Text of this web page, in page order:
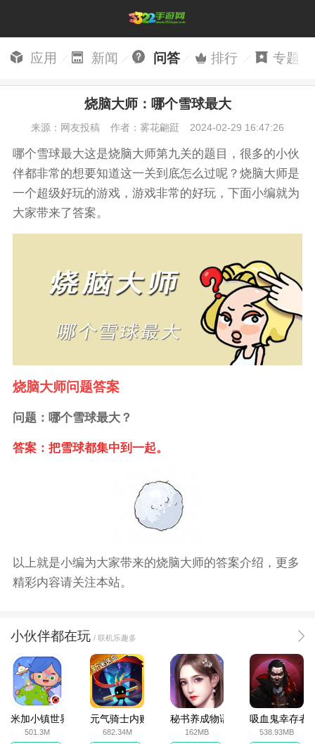
应用 新闻 问答 排行 专题
烧脑大师：哪个雪球最大
来源：网友投稿 作者：雾花翩跹 2024-02-29 16:47:26
哪个雪球最大这是烧脑大师第九关的题目，很多的小伙
伴都非常的想要知道这一关到底怎么过呢？烧脑大师是
一个超级好玩的游戏，游戏非常的好玩，下面小编就为
大家带来了答案。
烧脑大师问题答案
问题：哪个雪球最大？
答案：把雪球都集中到一起。
以上就是小编为大家带来的烧脑大师的答案介绍，更多
精彩内容请关注本站。
小伙伴都在玩 / 联机乐趣多
米加小镇世界2025官方版
501.3M
元气骑士内购破解版
682.34M
秘书养成物语
162MB
吸血鬼幸存者
538.93MB